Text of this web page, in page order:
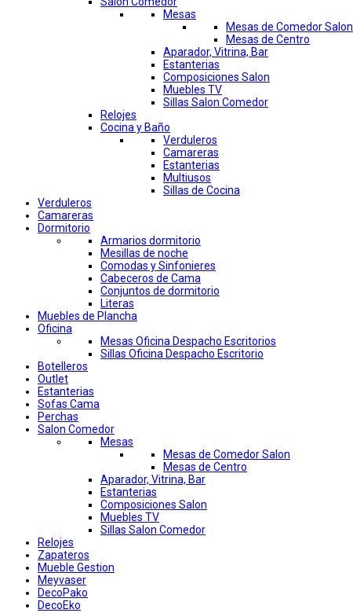
Mesas
Mesas de Comedor Salon
Mesas de Centro
Aparador, Vitrina, Bar
Estanterias
Composiciones Salon
Muebles TV
Sillas Salon Comedor
Relojes
Cocina y Baño
Verduleros
Camareras
Estanterias
Multiusos
Sillas de Cocina
Verduleros
Camareras
Dormitorio
Armarios dormitorio
Mesillas de noche
Comodas y Sinfonieres
Cabeceros de Cama
Conjuntos de dormitorio
Literas
Muebles de Plancha
Oficina
Mesas Oficina Despacho Escritorios
Sillas Oficina Despacho Escritorio
Botelleros
Outlet
Estanterias
Sofas Cama
Perchas
Salon Comedor
Mesas
Mesas de Comedor Salon
Mesas de Centro
Aparador, Vitrina, Bar
Estanterias
Composiciones Salon
Muebles TV
Sillas Salon Comedor
Relojes
Zapateros
Mueble Gestion
Meyvaser
DecoPako
DecoEko